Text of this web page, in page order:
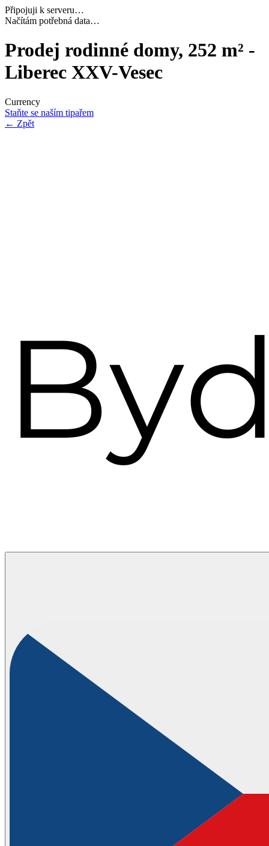
Připojuji k serveru…
Navazuji bezpečné spojení…
Prodej rodinné domy, 252 m² -
Liberec XXV-Vesec
Currency
Staňte se naším tipařem
← Zpět